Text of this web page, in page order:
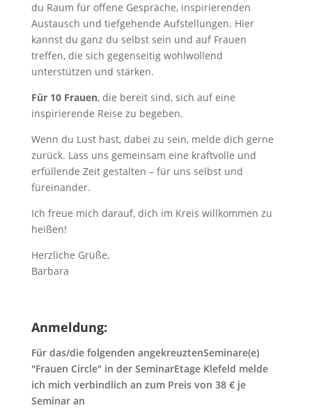
du Raum für offene Gespräche, inspirierenden
Austausch und tiefgehende Aufstellungen. Hier
kannst du ganz du selbst sein und auf Frauen
treffen, die sich gegenseitig wohlwollend
unterstützen und stärken.
Für 10 Frauen, die bereit sind, sich auf eine
inspirierende Reise zu begeben.
Wenn du Lust hast, dabei zu sein, melde dich gerne
zurück. Lass uns gemeinsam eine kraftvolle und
erfüllende Zeit gestalten – für uns selbst und
füreinander.
Ich freue mich darauf, dich im Kreis willkommen zu
heißen!
Herzliche Grüße,
Barbara
Anmeldung:
Für das/die folgenden angekreuztenSeminare(e)
"Frauen Circle" in der SeminarEtage Klefeld melde
ich mich verbindlich an zum Preis von 38 € je
Seminar an